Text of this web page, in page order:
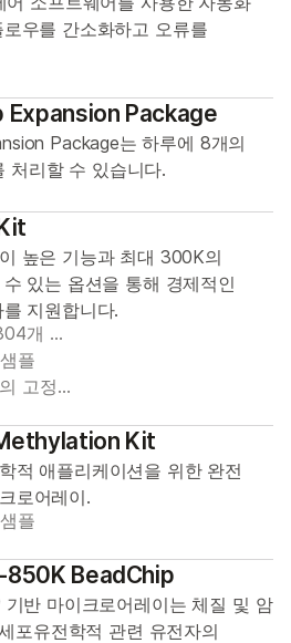
우를 간소화하고 오류를
Expansion Package
Package는 하루에 8개의
처리할 수 있습니다.
높은 기능과 최대 300K의
있는 옵션을 통해 경제적인
지원합니다.
개 …
플
고정…
Kit
적 애플리케이션을 위한 완전
로어레이.
플
BeadChip
반 마이크로어레이는 체질 및 암
포유전학적 관련 유전자의